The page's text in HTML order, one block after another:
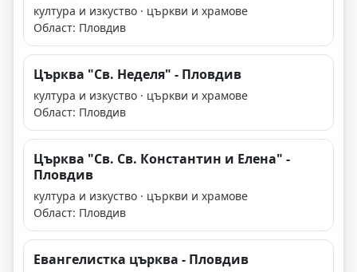
култура и изкуство · църкви и храмове
Област: Пловдив
Църква "Св. Неделя" - Пловдив
култура и изкуство · църкви и храмове
Област: Пловдив
Църква "Св. Св. Константин и Елена" -
Пловдив
култура и изкуство · църкви и храмове
Област: Пловдив
Евангелистка църква - Пловдив